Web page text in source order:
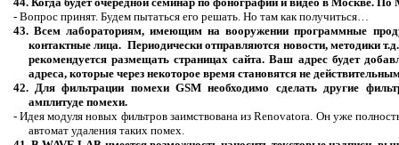
- Вопрос принят. Будем пытаться его решать. Но там как получиться…
43. Всем лабораториям, имеющим на вооружении программные
контактные лица. Периодически отправляются новости, методики
рекомендуется размещать страницах сайта. Ваш адрес будет
адреса, которые через некоторое время становятся не
42. Для фильтрации помехиGSM необходимо сделать другие
амплитуде помехи.
- Идея модуля новых фильтров заимствована изRenovatora. Он уже
автомат удаления таких помех.